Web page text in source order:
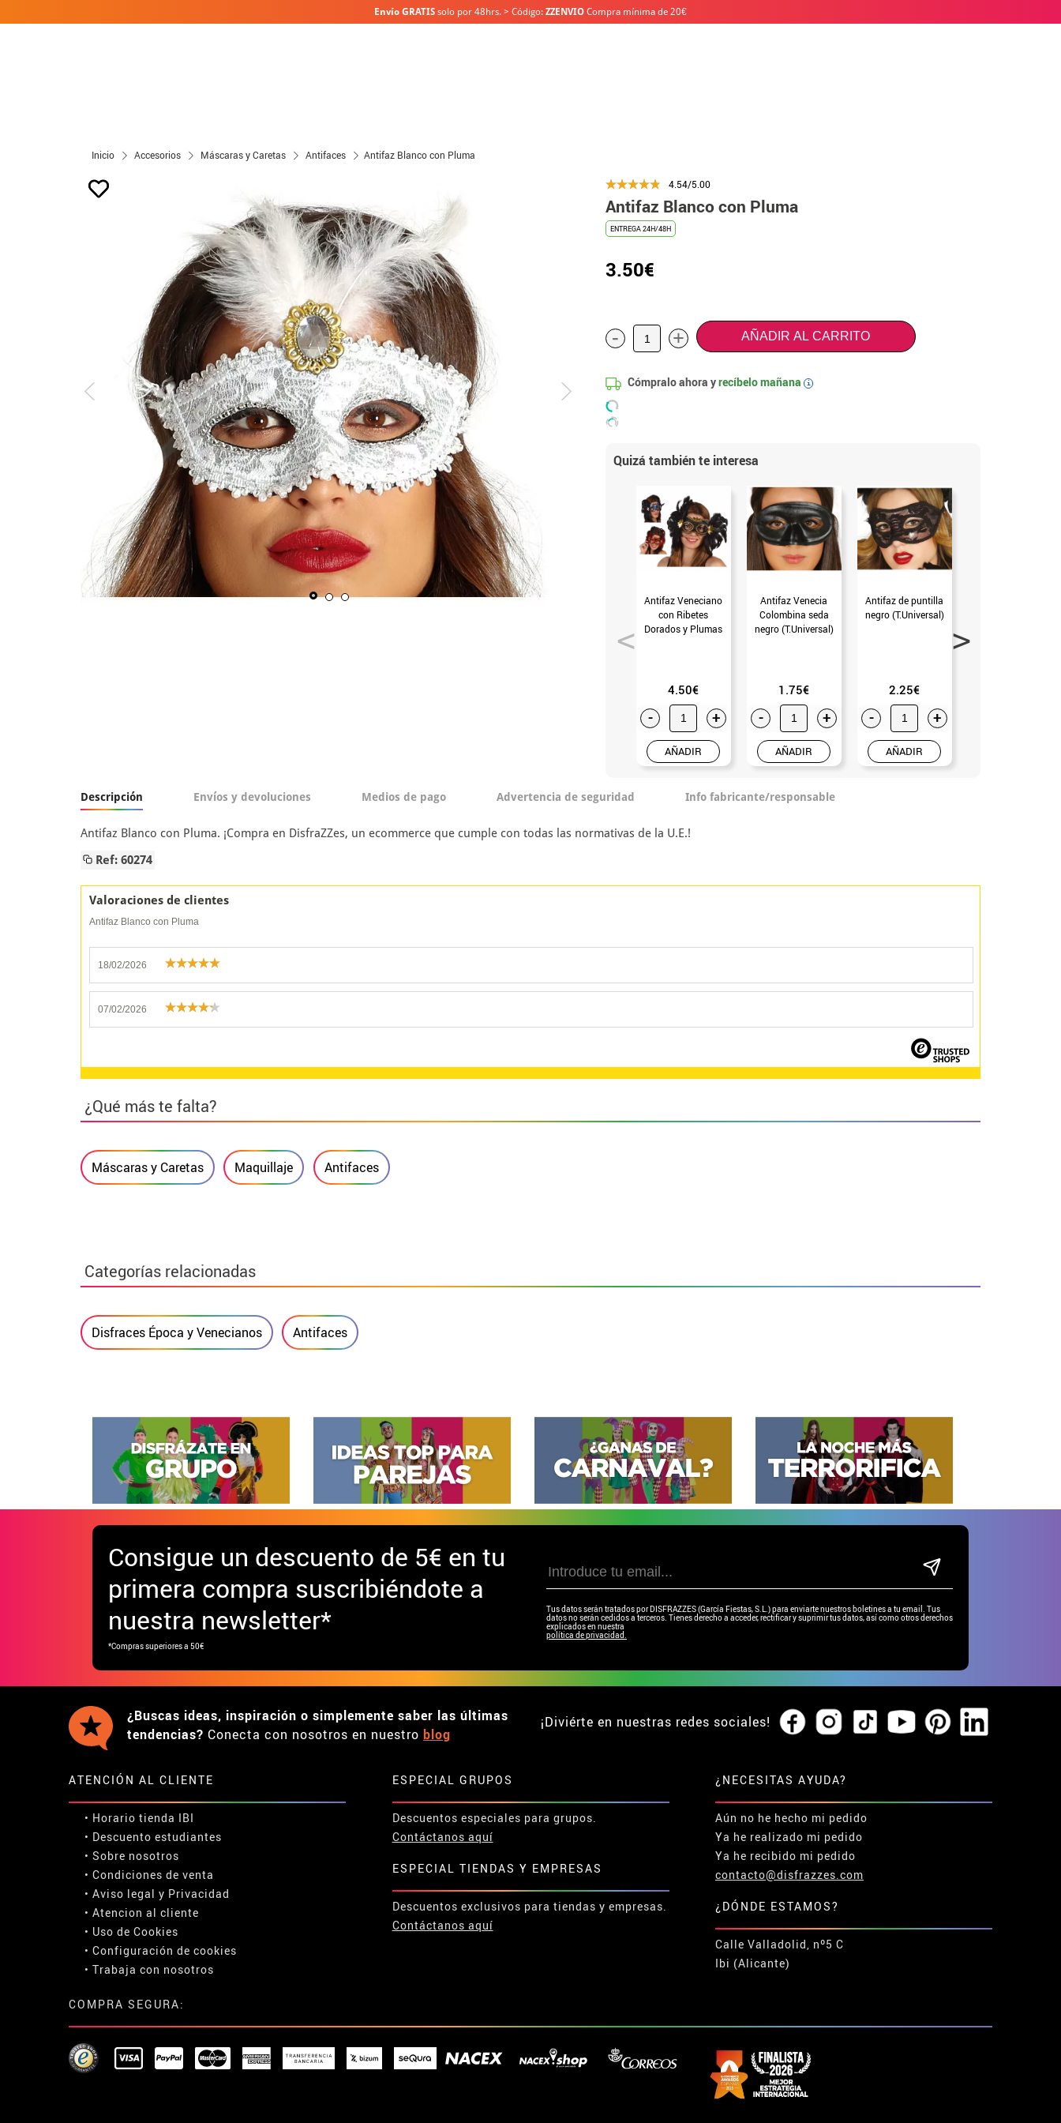
Envío GRATIS solo por 48hrs. > Código: ZZENVIO Compra mínima de 20€
Inicio Accesorios Máscaras y Caretas Antifaces Antifaz Blanco con Pluma
4.54/5.00
Antifaz Blanco con Pluma
ENTREGA 24H/48H
3.50€
- + AÑADIR AL CARRITO
Cómpralo ahora yrecíbelo mañana i
Quizá también te interesa
Antifaz Veneciano
con Ribetes
Dorados y Plumas
4.50€
- +
AÑADIR
Antifaz Venecia
Colombina seda
negro (T.Universal)
1.75€
- +
AÑADIR
Antifaz de puntilla
negro (T.Universal)
2.25€
- +
AÑADIR
Descripción Envíos y devoluciones Medios de pago Advertencia de seguridad Info fabricante/responsable
Antifaz Blanco con Pluma. ¡Compra en DisfraZZes, un ecommerce que cumple con todas las normativas de la U.E.!
Ref: 60274
Valoraciones de clientes
Antifaz Blanco con Pluma
18/02/2026
07/02/2026
¿Qué más te falta?
Máscaras y Caretas Maquillaje Antifaces
Categorías relacionadas
Disfraces Época y Venecianos Antifaces
Consigue un descuento de 5€ en tu
primera compra suscribiéndote a
nuestra newsletter*
*Compras superiores a 50€
Tus datos serán tratados por DISFRAZZES (García Fiestas, S.L.) para enviarte nuestros boletines a tu email. Tus
datos no serán cedidos a terceros. Tienes derecho a acceder, rectificar y suprimir tus datos, así como otros derechos
explicados en nuestra
política de privacidad.
¿Buscas ideas, inspiración o simplemente saber las últimas
tendencias? Conecta con nosotros en nuestro blog
¡Diviérte en nuestras redes sociales!
ATENCIÓN AL CLIENTE
• Horario tienda IBI
• Descuento estudiantes
• Sobre nosotros
• Condiciones de venta
• Aviso legal y Privacidad
• Atencion al cliente
• Uso de Cookies
• Configuración de cookies
• Trabaja con nosotros
ESPECIAL GRUPOS
Descuentos especiales para grupos.
Contáctanos aquí
ESPECIAL TIENDAS Y EMPRESAS
Descuentos exclusivos para tiendas y empresas.
Contáctanos aquí
¿NECESITAS AYUDA?
Aún no he hecho mi pedido
Ya he realizado mi pedido
Ya he recibido mi pedido
contacto@disfrazzes.com
¿DÓNDE ESTAMOS?
Calle Valladolid, nº5 C
Ibi (Alicante)
COMPRA SEGURA: